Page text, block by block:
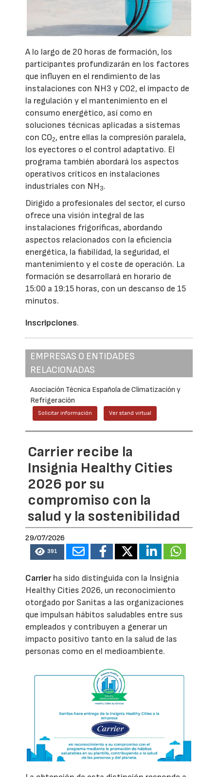
A lo largo de 20 horas de formación, los
participantes profundizarán en los factores
que influyen en el rendimiento de las
instalaciones con NH3 y CO2, el impacto de
la regulación y el mantenimiento en el
consumo energético, así como en
soluciones técnicas aplicadas a sistemas
con CO2, entre ellas la compresión paralela,
los eyectores o el control adaptativo. El
programa también abordará los aspectos
operativos críticos en instalaciones
industriales con NH3.
Dirigido a profesionales del sector, el curso
ofrece una visión integral de las
instalaciones frigoríficas, abordando
aspectos relacionados con la eficiencia
energética, la fiabilidad, la seguridad, el
mantenimiento y el coste de operación. La
formación se desarrollará en horario de
15:00 a 19:15 horas, con un descanso de 15
minutos.
Inscripciones.
EMPRESAS O ENTIDADES
RELACIONADAS
Asociación Técnica Española de Climatización y
Refrigeración
Solicitar información Ver stand virtual
Carrier recibe la
Insignia Healthy Cities
2026 por su
compromiso con la
salud y la sostenibilidad
29/07/2026
391
Carrierha sido distinguida con la Insignia
Healthy Cities 2026, un reconocimiento
otorgado por Sanitas a las organizaciones
que impulsan hábitos saludables entre sus
empleados y contribuyen a generar un
impacto positivo tanto en la salud de las
personas como en el medioambiente.